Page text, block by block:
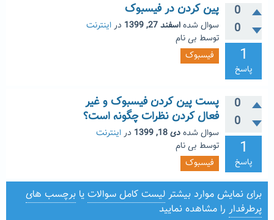
0
0
1
پاسخ
پین کردن در فیسبوک
سوال شدهاسفند 27, 1399 دراینترنت
توسط بی نام
فیسبوک
0
0
1
پاسخ
پست پین کردن فیسبوک و غیر
فعال کردن نظرات چگونه است؟
سوال شدهدی 18, 1399 دراینترنت
توسط بی نام
فیسبوک
برای نمایش موارد بیشتر لیست کامل سوالات یا برچسب های
پرطرفدار را مشاهده نمایید